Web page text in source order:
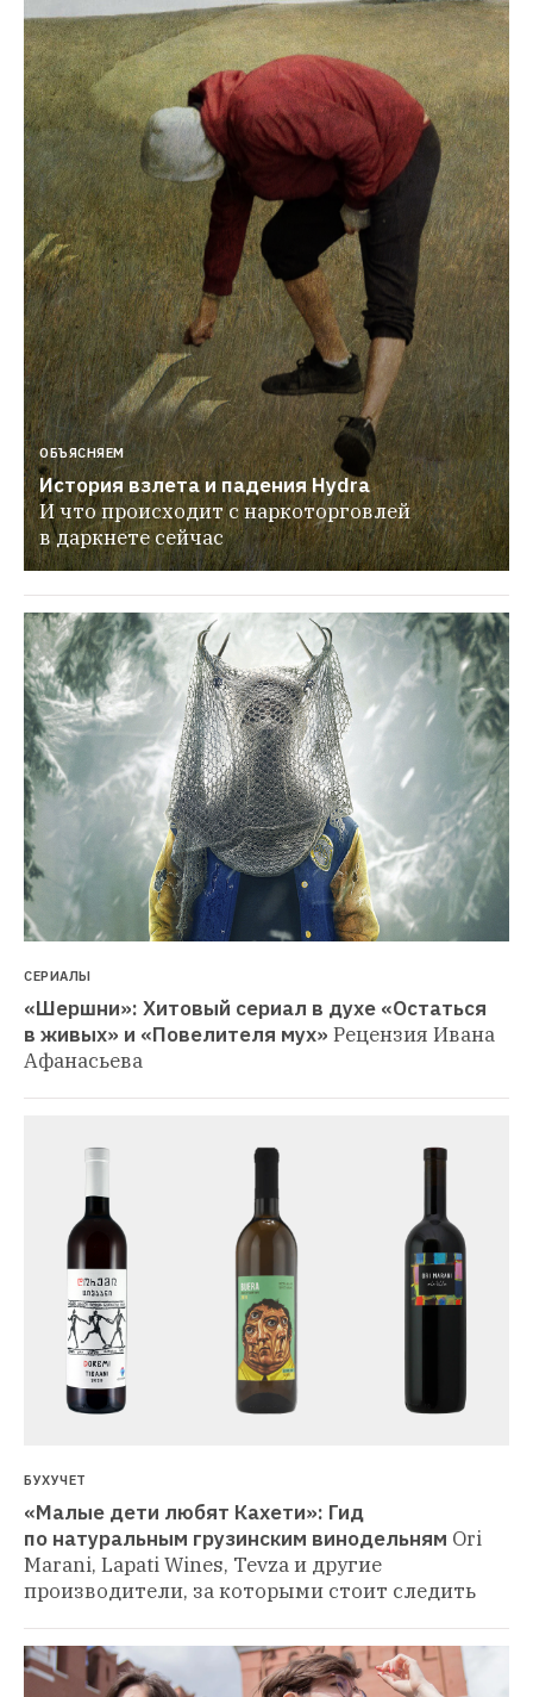
ОБЪЯСНЯЕМ
История взлета и падения Hydra
И что происходит с наркоторговлей
в даркнете сейчас
СЕРИАЛЫ
«Шершни»: Хитовый сериал в духе «Остаться
в живых» и «Повелителя мух» Рецензия Ивана
Афанасьева
БУХУЧЕТ
«Малые дети любят Кахети»: Гид
по натуральным грузинским винодельням Ori
Marani, Lapati Wines, Tevza и другие
производители, за которыми стоит следить